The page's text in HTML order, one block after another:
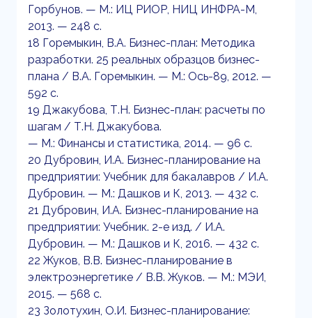
Горбунов. — М.: ИЦ РИОР, НИЦ ИНФРА-М,
2013. — 248 c.
18 Горемыкин, В.А. Бизнес-план: Методика
разработки. 25 реальных образцов бизнес-
плана / В.А. Горемыкин. — М.: Ось-89, 2012. —
592 c.
19 Джакубова, Т.Н. Бизнес-план: расчеты по
шагам / Т.Н. Джакубова.
— М.: Финансы и статистика, 2014. — 96 c.
20 Дубровин, И.А. Бизнес-планирование на
предприятии: Учебник для бакалавров / И.А.
Дубровин. — М.: Дашков и К, 2013. — 432 c.
21 Дубровин, И.А. Бизнес-планирование на
предприятии: Учебник. 2-е изд. / И.А.
Дубровин. — М.: Дашков и К, 2016. — 432 c.
22 Жуков, В.В. Бизнес-планирование в
электроэнергетике / В.В. Жуков. — М.: МЭИ,
2015. — 568 c.
23 Золотухин, О.И. Бизнес-планирование: